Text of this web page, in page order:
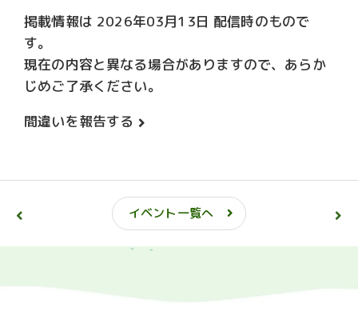
掲載情報は 2026年03月13日 配信時のもので
す。
現在の内容と異なる場合がありますので、あらか
じめご了承ください。
間違いを報告する
イベント一覧へ